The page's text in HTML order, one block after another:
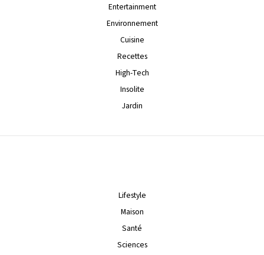
Entertainment
Environnement
Cuisine
Recettes
High-Tech
Insolite
Jardin
Lifestyle
Maison
Santé
Sciences